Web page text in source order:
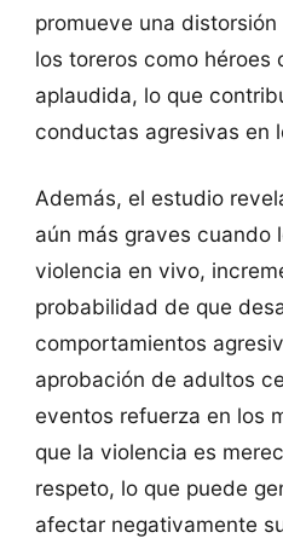
promueve una
los toreros como héroes
aplaudida, lo que
conductas agresivas en
Además, el estudio
aún más graves cuando
violencia en vivo,
probabilidad de que
comportamientos
aprobación de adultos
eventos refuerza en los
que la violencia es
respeto, lo que puede
afectar negativamente